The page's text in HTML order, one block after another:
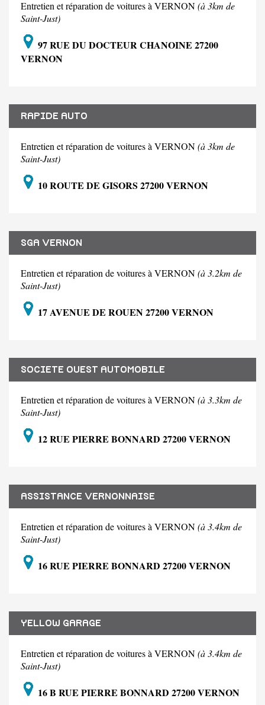
Entretien et réparation de voitures à VERNON(à 3km de
Saint-Just)
97 RUE DU DOCTEUR CHANOINE 27200
VERNON
RAPIDE AUTO
Entretien et réparation de voitures à VERNON(à 3km de
Saint-Just)
10 ROUTE DE GISORS 27200 VERNON
SGA VERNON
Entretien et réparation de voitures à VERNON(à 3.2km de
Saint-Just)
17 AVENUE DE ROUEN 27200 VERNON
SOCIETE OUEST AUTOMOBILE
Entretien et réparation de voitures à VERNON(à 3.3km de
Saint-Just)
12 RUE PIERRE BONNARD 27200 VERNON
ASSISTANCE VERNONNAISE
Entretien et réparation de voitures à VERNON(à 3.4km de
Saint-Just)
16 RUE PIERRE BONNARD 27200 VERNON
YELLOW GARAGE
Entretien et réparation de voitures à VERNON(à 3.4km de
Saint-Just)
16 B RUE PIERRE BONNARD 27200 VERNON